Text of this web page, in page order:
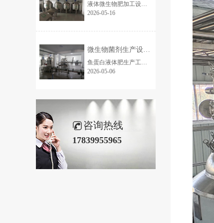
液体微生物肥加工设备 全套全自动液体微生物肥加工设备，专为液体菌肥、生物营养液、氨基酸液肥、腐殖酸液肥、微量元素液体肥等产品设计，一站式实现从原料投放...
2026-05-16
微生物菌剂生产设备生产厂家 鱼蛋白液体肥
鱼蛋白液体肥生产工艺及设备简要介绍鱼蛋白液体肥以优质鱼副产品为原料，采用低温酶解工艺，搭配专用加工设备，实现标准化、高效化生产，兼顾营养保留与生产便捷性，适配中...
2026-05-06
咨询热线
17839955965